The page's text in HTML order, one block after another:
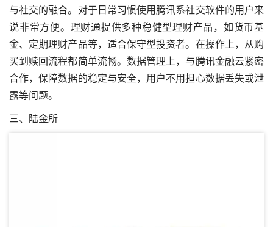
与社交的融合。对于日常习惯使用腾讯系社交软件的用户来
说非常方便。理财通提供多种稳健型理财产品，如货币基
金、定期理财产品等，适合保守型投资者。在操作上，从购
买到赎回流程都简单流畅。数据管理上，与腾讯金融云紧密
合作，保障数据的稳定与安全，用户不用担心数据丢失或泄
露等问题。
三、陆金所